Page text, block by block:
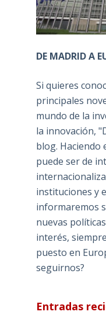
DE MADRID A
Si quieres
principales
mundo de la
la innovación,
blog. Haciendo
puede ser de
instituciones y
informaremos
nuevas
interés,
puesto en
seguirnos?
Entradas